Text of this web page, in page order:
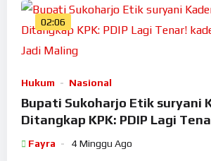
02:06
Hukum Nasional
Bupati Sukoharjo Etik suryani
Ditangkap KPK: PDIP Lagi
Fayra 4 Minggu Ago